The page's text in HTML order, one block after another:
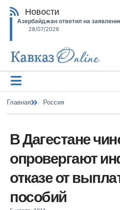
Новости
Азербайджан ответил на
28/07/2026
Главная Россия
В Дагестане
опровергают
отказе от
пособий